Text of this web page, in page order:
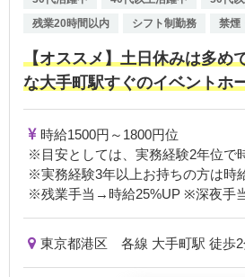
残業20時間以内
シフト制勤務 禁煙
【オススメ】土日休みは多め
な大手町駅すぐのイベントホ
時給1500円～1800円位
※目安としては、実務経験2年位で
※実務経験3年以上お持ちの方は時
※残業手当→時給25%UP ※深夜手
東京都港区 各線 大手町駅 徒歩2